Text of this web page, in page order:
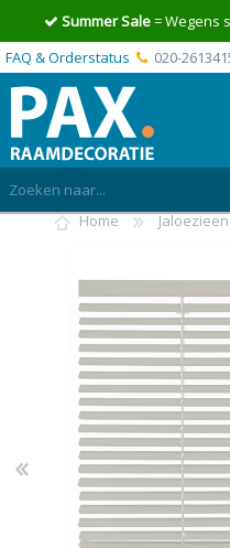
Summer Sale= Wegens
FAQ & Orderstatus
020-
MIJN OFFERTE
(0)
Home Jaloezieen